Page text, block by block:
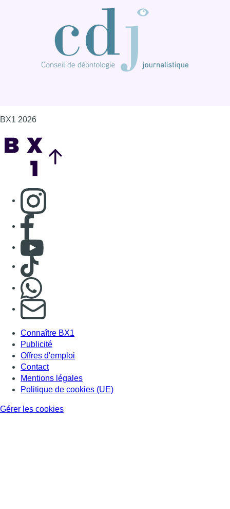
BX1 2026
Consulter page Instagram
Consulter page Facebook
Consulter Youtube
Consulter TikTok
S'abonner à notre newsletter
Connaître BX1
Publicité
Offres d'emploi
Contact
Mentions légales
Politique de cookies (UE)
Gérer les cookies